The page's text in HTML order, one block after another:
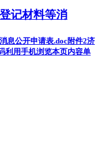
记材料等消
息公开申请表.doc附件2济
利用手机浏览本页内容单